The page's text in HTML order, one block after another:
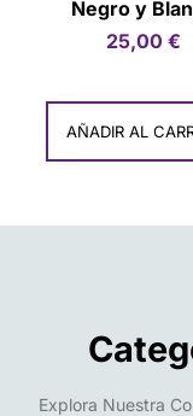
Negro y
25,00€
AÑADIR AL
Explora Nuestra